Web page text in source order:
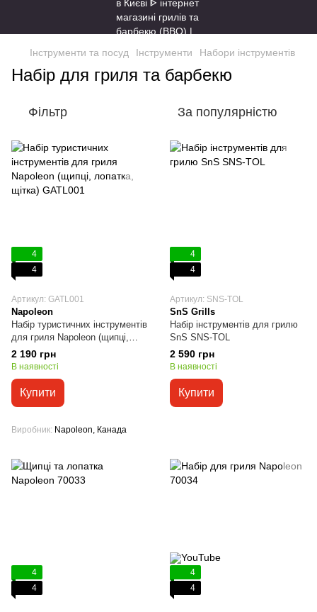
Інструменти та посуд Інструменти Набори інструментів
Набір для гриля та барбекю
Фільтр За популярністю
4
4
Артикул: GATL001
Napoleon
Набір туристичних інструментів
для гриля Napoleon (щипці,
лопатка, щітка) GATL001
2 190 грн
В наявності
Купити
Виробник Napoleon, Канада
4
4
Артикул: SNS-TOL
SnS Grills
Набір інструментів для грилю
SnS SNS-TOL
2 590 грн
В наявності
Купити
4
4
4
4